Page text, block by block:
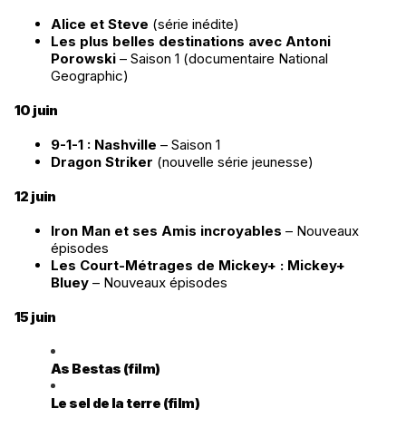
Alice et Steve (série inédite)
Les plus belles destinations avec Antoni
Porowski – Saison 1 (documentaire National
Geographic)
10 juin
9-1-1 : Nashville – Saison 1
Dragon Striker (nouvelle série jeunesse)
12 juin
Iron Man et ses Amis incroyables – Nouveaux
épisodes
Les Court-Métrages de Mickey+ : Mickey+
Bluey – Nouveaux épisodes
15 juin
As Bestas (film)
Le sel de la terre (film)